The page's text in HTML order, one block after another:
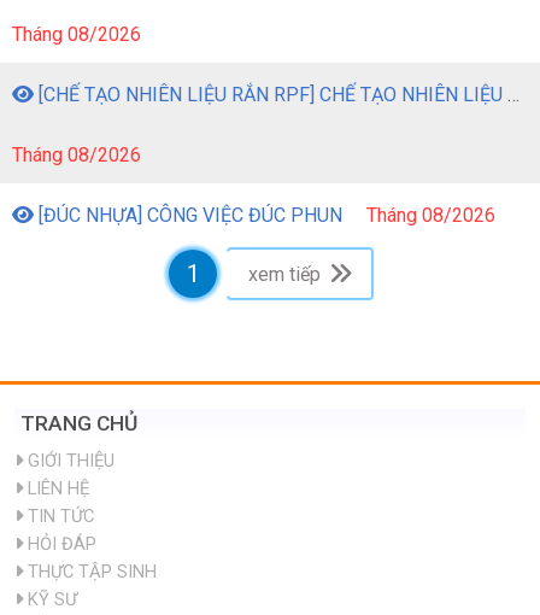
Tháng 08/2026
[CHẾ TẠO NHIÊN LIỆU RẮN RPF] CHẾ TẠO NHIÊN LIỆU RẮN RPF TỪ CHẤT THẢI NHỰA
Tháng 08/2026
[ĐÚC NHỰA] CÔNG VIỆC ĐÚC PHUN Tháng 08/2026
1 xem tiếp
TRANG CHỦ
GIỚI THIỆU
LIÊN HỆ
TIN TỨC
HỎI ĐÁP
THỰC TẬP SINH
KỸ SƯ